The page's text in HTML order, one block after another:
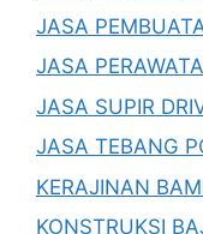
JASA
JASA
JASA SUPIR
JASA TEBANG
KERAJINAN
KONSTRUKSI